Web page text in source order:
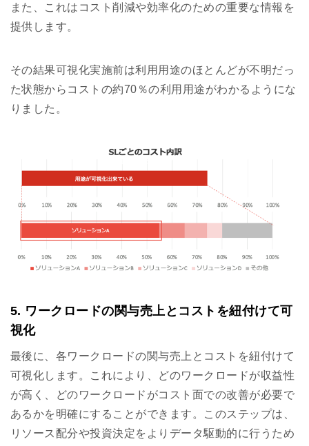
また、これはコスト削減や効率化のための重要な情報を
提供します。
その結果可視化実施前は利用用途のほとんどが不明だっ
た状態からコストの約70％の利用用途がわかるようにな
りました。
5. ワークロードの関与売上とコストを紐付けて可
視化
最後に、各ワークロードの関与売上とコストを紐付けて
可視化します。これにより、どのワークロードが収益性
が高く、どのワークロードがコスト面での改善が必要で
あるかを明確にすることができます。このステップは、
リソース配分や投資決定をよりデータ駆動的に行うため